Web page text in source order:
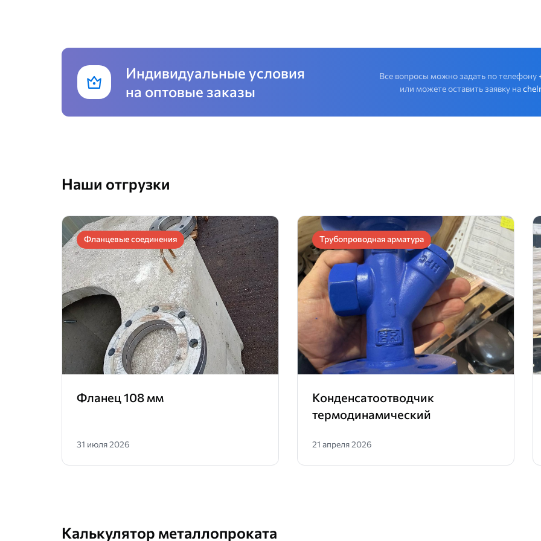
Индивидуальные условия
на оптовые заказы
Все вопросы можно задать по телефону
или можете оставить заявку на
Наши отгрузки
Фланцевые соединения
Фланец 108 мм
31 июля 2026
Трубопроводная арматура
Конденсатоотводчик
термодинамический
21 апреля 2026
Калькулятор металлопроката